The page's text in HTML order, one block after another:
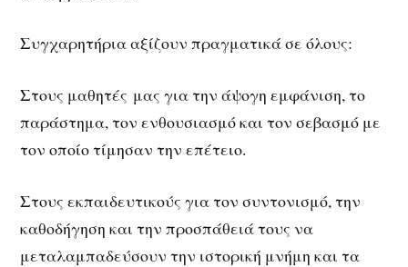
Συγχαρητήρια αξίζουν πραγματικά σε όλους:
Στους μαθητές μας για την άψογη εμφάνιση, το
παράστημα, τον ενθουσιασμό και τον σεβασμό με
τον οποίο τίμησαν την επέτειο.
Στους εκπαιδευτικούς για τον συντονισμό, την
καθοδήγηση και την προσπάθειά τους να
μεταλαμπαδεύσουν την ιστορική μνήμη και τα